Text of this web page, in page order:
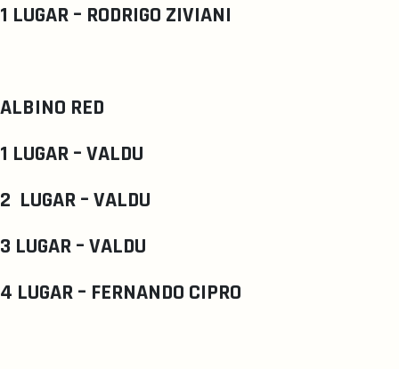
1 LUGAR – RODRIGO ZIVIANI
ALBINO RED
1 LUGAR – VALDU
2 LUGAR – VALDU
3 LUGAR – VALDU
4 LUGAR – FERNANDO CIPRO